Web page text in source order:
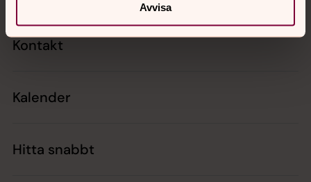
Avvisa
Kontakt
Kalender
Hitta snabbt